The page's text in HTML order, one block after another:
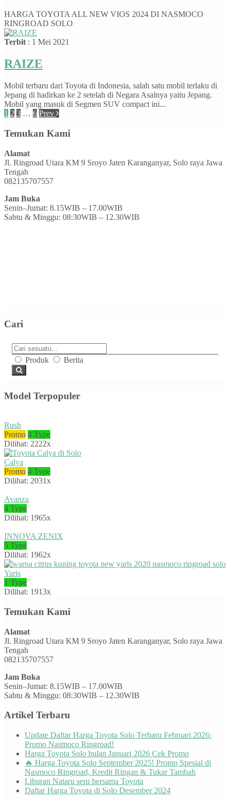
HARGA TOYOTA ALL NEW VIOS 2024 DI NASMOCO
RINGROAD SOLO
Terbit: 1 Mei 2021
RAIZE
Mobil terbaru dari Toyota di Indonesia, salah satu mobil terlaku di
Jepang di hadirkan ke 2 setelah di Negara Asalnya yaitu Jepang.
Mobil yang masuk di Segmen SUV compact ini...
1 2 3 … 6 Prev
Temukan Kami
Alamat
Jl. Ringroad Utara KM 9 Sroyo Jaten Karanganyar, Solo raya Jawa
Tengah
082135707557
Jam Buka
Senin–Jumat: 8.15WIB – 17.00WIB
Sabtu & Minggu: 08:30WIB – 12.30WIB
Cari
Produk Berita
Model Terpopuler
Rush
Promo 4 Type
Dilihat: 2222x
Calya
Promo 4 Type
Dilihat: 2031x
Avanza
4 Type
Dilihat: 1965x
INNOVA ZENIX
5 Type
Dilihat: 1962x
Yaris
1 Type
Dilihat: 1913x
Temukan Kami
Alamat
Jl. Ringroad Utara KM 9 Sroyo Jaten Karanganyar, Solo raya Jawa
Tengah
082135707557
Jam Buka
Senin–Jumat: 8.15WIB – 17.00WIB
Sabtu & Minggu: 08:30WIB – 12.30WIB
Artikel Terbaru
Update Daftar Harga Toyota Solo Terbaru Februari 2026:
Promo Nasmoco Ringroad!
Harga Toyota Solo bulan Januari 2026 Cek Promo
🔥 Harga Toyota Solo September 2025! Promo Spesial di
Nasmoco Ringroad, Kredit Ringan & Tukar Tambah
Liburan Nataru seru bersama Toyota
Daftar Harga Toyota di Solo Desember 2024